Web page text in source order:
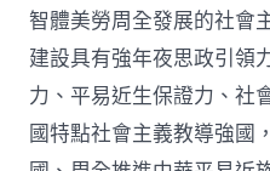
智體美勞周全發展的社會
建設具有強年夜思政引領
力、平易近生保證力、社
國特點社會主義教導強國